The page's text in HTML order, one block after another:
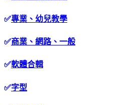
✅專業、幼兒教學
✅商業、網路、一般
✅軟體合輯
✅字型